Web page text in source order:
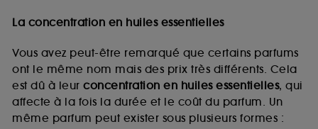
La concentration en huiles essentielles
Vous avez peut-être remarqué que certains parfums
ont le même nom mais des prix très différents. Cela
est dû à leur concentration en huiles essentielles, qui
affecte à la fois la durée et le coût du parfum. Un
même parfum peut exister sous plusieurs formes :